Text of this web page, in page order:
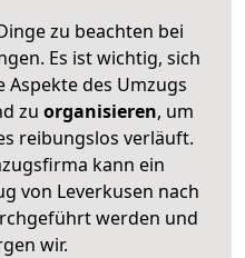
zu beachten bei
Es ist wichtig, sich
Aspekte des Umzugs
zu organisieren, um
reibungslos verläuft.
kann ein
von Leverkusen nach
werden und
wir.